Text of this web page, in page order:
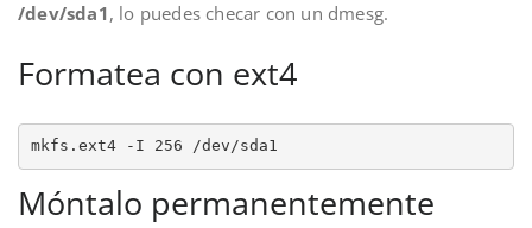
/dev/sda1, lo puedes checar con un dmesg.
Formatea con ext4
mkfs.ext4 -I 256 /dev/sda1
Móntalo permanentemente